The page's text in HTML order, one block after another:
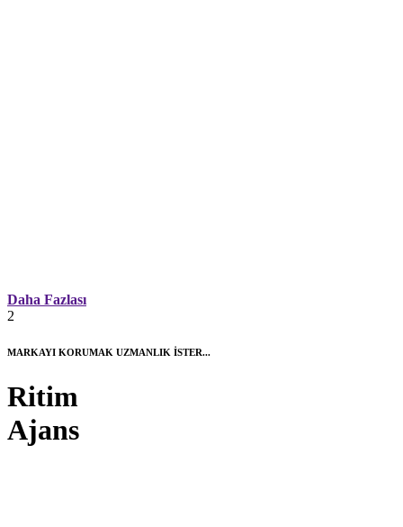
Daha Fazlası
2
MARKAYI KORUMAK UZMANLIK İSTER...
Ritim
Ajans